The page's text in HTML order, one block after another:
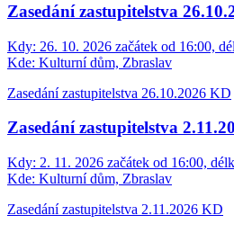
Zasedání zastupitelstva
Kdy: 26. 10. 2026 začátek od 16:00,
Kde: Kulturní dům, Zbraslav
Zasedání zastupitelstva 26.10.2026 KD
Zasedání zastupitelstva
Kdy: 2. 11. 2026 začátek od 16:00,
Kde: Kulturní dům, Zbraslav
Zasedání zastupitelstva 2.11.2026 KD